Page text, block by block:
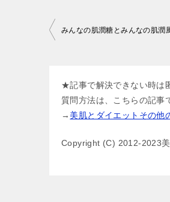
投
ビ
ゲ
シ
みんなの肌潤糖とみんなの肌潤
★記事で解決できない時は
質問方法は、こちらの記事
→ 美肌とダイエットその他
Copyright (C) 2012-2023